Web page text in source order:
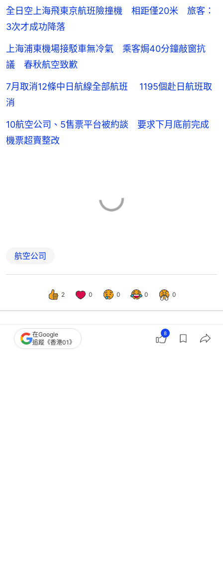
全日空上海飛東京航班險撞機 相距僅20米 旅客：
3次才成功降落
上海浦東機場接駁車無冷氣 乘客焗40分鐘敲窗抗
議 春秋航空致歉
7月取消12條中日航線全部航班 1195個赴日航班取
消
10航空公司、5售票平台被約談 要求下月底前完成
機票超賣整改
航空公司
2 0 0 0 0
中國 即時中國
在Google
追蹤《香港01》
8